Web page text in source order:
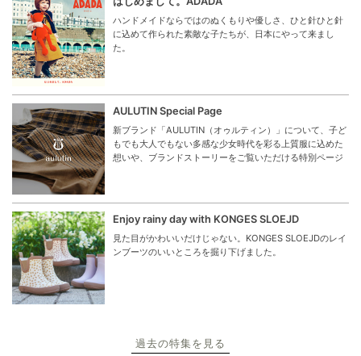
ハンドメイドならではのぬくもりや優しさ、ひと針ひと針
に込めて作られた素敵な子たちが、日本にやって来まし
た。
AULUTIN Special Page
新ブランド「AULUTIN（オゥルティン）」について、子ど
もでも大人でもない多感な少女時代を彩る上質服に込めた
想いや、ブランドストーリーをご覧いただける特別ページ
Enjoy rainy day with KONGES SLOEJD
見た目がかわいいだけじゃない。KONGES SLOEJDのレイ
ンブーツのいいところを掘り下げました。
過去の特集を見る